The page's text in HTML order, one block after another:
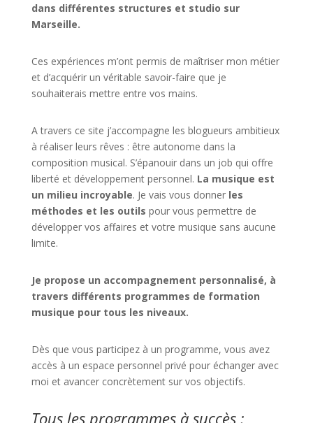
dans différentes structures et studio sur
Marseille.
Ces expériences m’ont permis de maîtriser mon métier
et d’acquérir un véritable savoir-faire que je
souhaiterais mettre entre vos mains.
A travers ce site j’accompagne les blogueurs ambitieux
à réaliser leurs rêves : être autonome dans la
composition musical. S’épanouir dans un job qui offre
liberté et développement personnel. La musique est
un milieu incroyable. Je vais vous donner les
méthodes et les outils pour vous permettre de
développer vos affaires et votre musique sans aucune
limite.
Je propose un accompagnement personnalisé, à
travers différents programmes de formation
musique pour tous les niveaux.
Dès que vous participez à un programme, vous avez
accès à un espace personnel privé pour échanger avec
moi et avancer concrètement sur vos objectifs.
Tous les programmes à succès :